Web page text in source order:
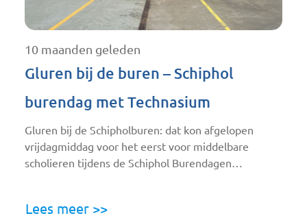
10 maanden geleden
Gluren bij de buren – Schiphol
burendag met Technasium
Gluren bij de Schipholburen: dat kon afgelopen
vrijdagmiddag voor het eerst voor middelbare
scholieren tijdens de Schiphol Burendagen…
Lees meer >>